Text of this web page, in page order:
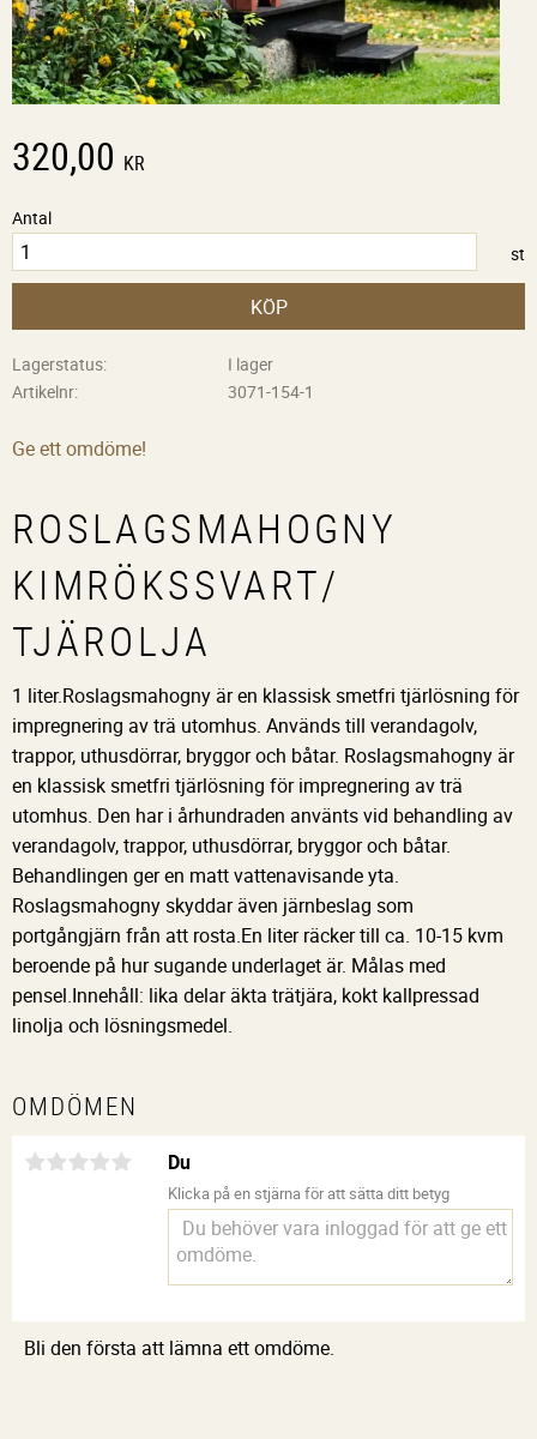
320,00 KR
Antal
st
KÖP
Lagerstatus
I lager
Artikelnr
3071-154-1
Ge ett omdöme!
ROSLAGSMAHOGNY
KIMRÖKSSVART/
TJÄROLJA
1 liter.Roslagsmahogny är en klassisk smetfri tjärlösning för
impregnering av trä utomhus. Används till verandagolv,
trappor, uthusdörrar, bryggor och båtar. Roslagsmahogny är
en klassisk smetfri tjärlösning för impregnering av trä
utomhus. Den har i århundraden använts vid behandling av
verandagolv, trappor, uthusdörrar, bryggor och båtar.
Behandlingen ger en matt vattenavisande yta.
Roslagsmahogny skyddar även järnbeslag som
portgångjärn från att rosta.En liter räcker till ca. 10-15 kvm
beroende på hur sugande underlaget är. Målas med
pensel.Innehåll: lika delar äkta trätjära, kokt kallpressad
linolja och lösningsmedel.
OMDÖMEN
Du
Klicka på en stjärna för att sätta ditt betyg
Bli den första att lämna ett omdöme.